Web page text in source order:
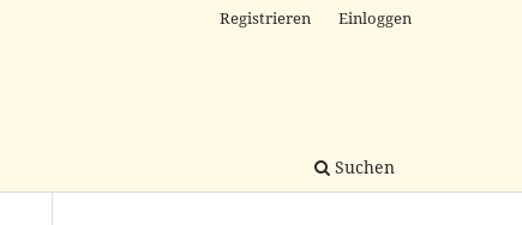
Suchen
Registrieren Einloggen